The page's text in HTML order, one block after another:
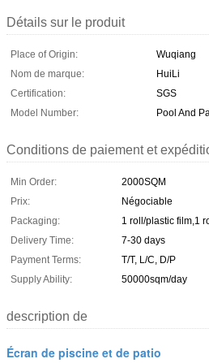
Détails sur le produit
Place of Origin:
Wuqiang
Nom de marque:
HuiLi
Certification:
SGS
Model Number:
Pool And
Conditions de paiement et
Min Order:
2000SQM
Prix:
Négociable
Packaging:
1 roll/plastic film,1
Delivery Time:
7-30 days
Payment Terms:
T/T, L/C, D/P
Supply Ability:
50000sqm/day
description de
Écran de piscine et de patio